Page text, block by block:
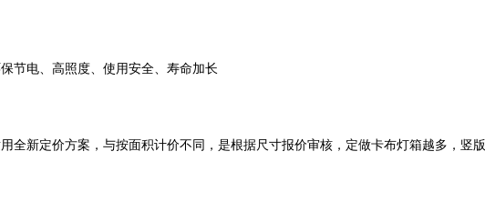
节电、高照度、使用安全、寿命加长
新定价方案，与按面积计价不同，是根据尺寸报价审核，定做卡布灯箱越多，竖